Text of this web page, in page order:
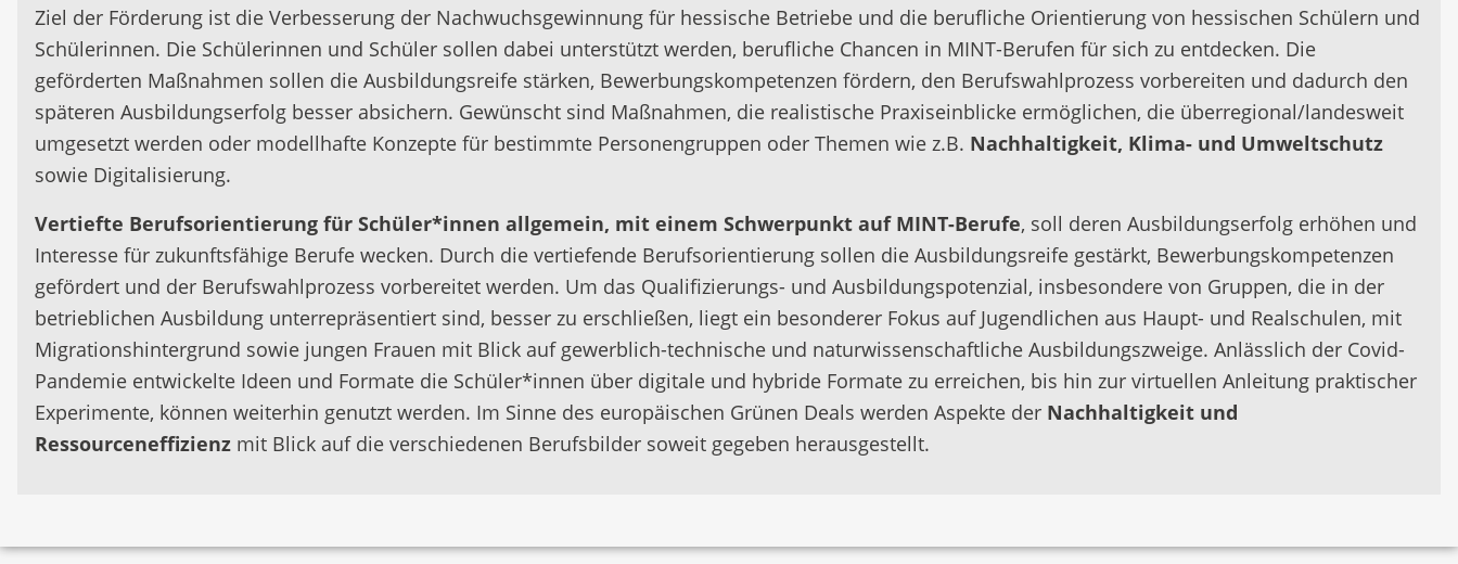
Ziel der Förderung ist die Verbesserung der Nachwuchsgewinnung für hessische Betriebe und die berufliche Orientierung von hessischen Schülern und
Schülerinnen. Die Schülerinnen und Schüler sollen dabei unterstützt werden, berufliche Chancen in MINT-Berufen für sich zu entdecken. Die
geförderten Maßnahmen sollen die Ausbildungsreife stärken, Bewerbungskompetenzen fördern, den Berufswahlprozess vorbereiten und dadurch den
späteren Ausbildungserfolg besser absichern. Gewünscht sind Maßnahmen, die realistische Praxiseinblicke ermöglichen, die überregional/landesweit
umgesetzt werden oder modellhafte Konzepte für bestimmte Personengruppen oder Themen wie z.B. Nachhaltigkeit, Klima- und Umweltschutz
sowie Digitalisierung.
Vertiefte Berufsorientierung für Schüler*innen allgemein, mit einem Schwerpunkt auf MINT-Berufe, soll deren Ausbildungserfolg erhöhen und
Interesse für zukunftsfähige Berufe wecken. Durch die vertiefende Berufsorientierung sollen die Ausbildungsreife gestärkt, Bewerbungskompetenzen
gefördert und der Berufswahlprozess vorbereitet werden. Um das Qualifizierungs- und Ausbildungspotenzial, insbesondere von Gruppen, die in der
betrieblichen Ausbildung unterrepräsentiert sind, besser zu erschließen, liegt ein besonderer Fokus auf Jugendlichen aus Haupt- und Realschulen, mit
Migrationshintergrund sowie jungen Frauen mit Blick auf gewerblich-technische und naturwissenschaftliche Ausbildungszweige. Anlässlich der Covid-
Pandemie entwickelte Ideen und Formate die Schüler*innen über digitale und hybride Formate zu erreichen, bis hin zur virtuellen Anleitung praktischer
Experimente, können weiterhin genutzt werden. Im Sinne des europäischen Grünen Deals werden Aspekte der Nachhaltigkeit und
Ressourceneffizienz mit Blick auf die verschiedenen Berufsbilder soweit gegeben herausgestellt.